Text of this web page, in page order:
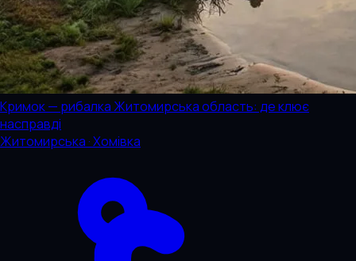
Кримок — рибалка Житомирська область: де клює
насправді
Житомирська · Хомівка